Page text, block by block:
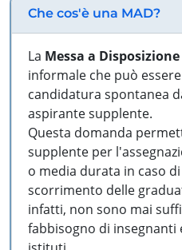
Che cos'è una MAD?
La Messa a Disposizione
informale che può
candidatura spontanea
aspirante supplente.
Questa domanda
supplente per
o media durata in caso
scorrimento delle
infatti, non sono mai
fabbisogno di insegnanti